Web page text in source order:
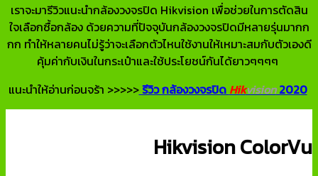
เราจะมารีวิวแนะนำกล้องวงจรปิด Hikvision เพื่อช่วยในการตัดสิน
ใจเลือกซื้อกล้อง ด้วยความที่ปัจจุบันกล้องวงจรปิดมีหลายรุ่นมากก
กก ทำให้หลายคนไม่รู้ว่าจะเลือกตัวไหนใช้งานให้เหมาะสมกับตัวเองดี
คุ้มค่ากับเงินในกระเป๋าและใช้ประโยชน์กันได้ยาวๆๆๆๆ
แนะนำให้อ่านก่อนจร้า >>>>>รีวิว กล้องวงจรปิด Hikvision2020
Hikvision ColorVu